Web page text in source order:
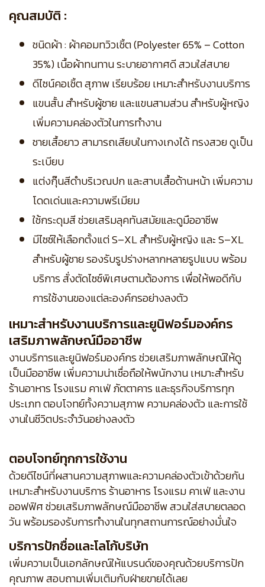
คุณสมบัติ :
ชนิดผ้า : ผ้าคอมทวิวเชิ้ต (Polyester 65% – Cotton
35%) เนื้อผ้าทนทาน ระบายอากาศดี สวมใส่สบาย
ดีไซน์คอเชิ้ต สุภาพ เรียบร้อย เหมาะสำหรับงานบริการ
แขนสั้น สำหรับผู้ชาย และแขนสามส่วน สำหรับผู้หญิง
เพิ่มความคล่องตัวในการทำงาน
ชายเสื้อยาว สามารถเสียบในกางเกงได้ ทรงสวย ดูเป็น
ระเบียบ
แต่งกุ๊นสีดำบริเวณปก และสาบเสื้อด้านหน้า เพิ่มความ
โดดเด่นและความพรีเมียม
ใช้กระดุมสี ช่วยเสริมลุคทันสมัยและดูมืออาชีพ
มีไซซ์ให้เลือกตั้งแต่ S–XL สำหรับผู้หญิง และ S–XL
สำหรับผู้ชาย รองรับรูปร่างหลากหลายรูปแบบ พร้อม
บริการ สั่งตัดไซซ์พิเศษตามต้องการ เพื่อให้พอดีกับ
การใช้งานของแต่ละองค์กรอย่างลงตัว
เหมาะสำหรับงานบริการและยูนิฟอร์มองค์กร
เสริมภาพลักษณ์มืออาชีพ
งานบริการและยูนิฟอร์มองค์กร ช่วยเสริมภาพลักษณ์ให้ดู
เป็นมืออาชีพ เพิ่มความน่าเชื่อถือให้พนักงาน เหมาะสำหรับ
ร้านอาหาร โรงแรม คาเฟ่ ภัตตาคาร และธุรกิจบริการทุก
ประเภท ตอบโจทย์ทั้งความสุภาพ ความคล่องตัว และการใช้
งานในชีวิตประจำวันอย่างลงตัว
ตอบโจทย์ทุกการใช้งาน
ด้วยดีไซน์ที่ผสานความสุภาพและความคล่องตัวเข้าด้วยกัน
เหมาะสำหรับงานบริการ ร้านอาหาร โรงแรม คาเฟ่ และงาน
ออฟฟิศ ช่วยเสริมภาพลักษณ์มืออาชีพ สวมใส่สบายตลอด
วัน พร้อมรองรับการทำงานในทุกสถานการณ์อย่างมั่นใจ
บริการปักชื่อและโลโก้บริษัท
เพิ่มความเป็นเอกลักษณ์ให้แบรนด์ของคุณด้วยบริการปัก
คุณภาพ สอบถามเพิ่มเติมกับฝ่ายขายได้เลย